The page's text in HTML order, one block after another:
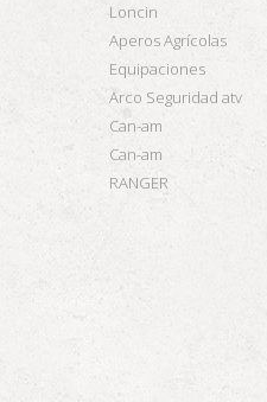
Loncin
Aperos Agrícolas
Equipaciones
Arco Seguridad atv
Can-am
Can-am
RANGER